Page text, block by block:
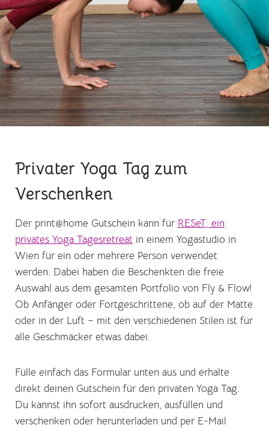
Privater Yoga Tag zum
Verschenken
Der print@home Gutschein kann für RESeT, ein
privates Yoga Tagesretreat in einem Yogastudio in
Wien für ein oder mehrere Person verwendet
werden. Dabei haben die Beschenkten die freie
Auswahl aus dem gesamten Portfolio von Fly & Flow!
Ob Anfänger oder Fortgeschrittene, ob auf der Matte
oder in der Luft – mit den verschiedenen Stilen ist für
alle Geschmäcker etwas dabei.
Fülle einfach das Formular unten aus und erhalte
direkt deinen Gutschein für den privaten Yoga Tag.
Du kannst ihn sofort ausdrucken, ausfüllen und
verschenken oder herunterladen und per E-Mail